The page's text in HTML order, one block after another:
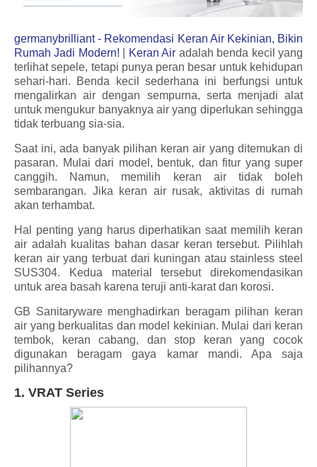
germanybrilliant - Rekomendasi Keran Air Kekinian, Bikin
Rumah Jadi Modern!
Keran Air adalah benda kecil yang
terlihat sepele, tetapi punya peran besar untuk kehidupan
sehari-hari. Benda kecil sederhana ini berfungsi untuk
mengalirkan air dengan sempurna, serta menjadi alat
untuk mengukur banyaknya air yang diperlukan sehingga
tidak terbuang sia-sia.
Saat ini, ada banyak pilihan keran air yang ditemukan di
pasaran. Mulai dari model, bentuk, dan fitur yang super
canggih. Namun, memilih keran air tidak boleh
sembarangan. Jika keran air rusak, aktivitas di rumah
akan terhambat.
Hal penting yang harus diperhatikan saat memilih keran
air adalah kualitas bahan dasar keran tersebut. Pilihlah
keran air yang terbuat dari kuningan atau stainless steel
SUS304. Kedua material tersebut direkomendasikan
untuk area basah karena teruji anti-karat dan korosi.
GB Sanitaryware menghadirkan beragam pilihan keran
air yang berkualitas dan model kekinian. Mulai dari keran
tembok, keran cabang, dan stop keran yang cocok
digunakan beragam gaya kamar mandi. Apa saja
pilihannya?
1. VRAT Series